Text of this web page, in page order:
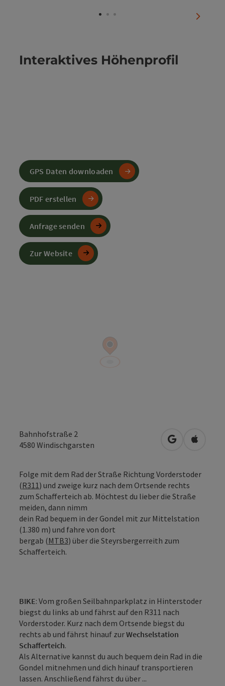
Bahnhofstraße 2
4580 Windischgarsten in Google
in
Folge mit dem Rad der Straße Richtung Vorderstoder
(R311 ) und zweige kurz nach dem Ortsende rechts
zum Schafferteich ab. Möchtest du lieber die Straße
meiden, dann nimm
dein Rad bequem in der Gondel mit zur Mittelstation
(1.380 m) und fahre von dort
bergab (MTB3) über die Steyrsbergerreith zum
Schafferteich.
BIKE: Vom großen Seilbahnparkplatz in Hinterstoder
biegst du links ab und fährst auf den R311 nach
Vorderstoder. Kurz nach dem Ortsende biegst du
rechts ab und fährst hinauf zurWechselstation
Schafferteich.
Als Alternative kannst du auch bequem dein Rad in die
Gondel mitnehmen und dich hinauf transportieren
lassen. Anschließend fährst du über ...
Interaktives Höhenprofil
GPS Daten downloaden
PDF erstellen
Anfrage senden
Zur Website